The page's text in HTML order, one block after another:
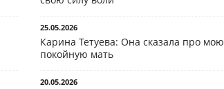
25.05.2026
Карина Тетуева: Она сказала про мою
покойную мать
20.05.2026